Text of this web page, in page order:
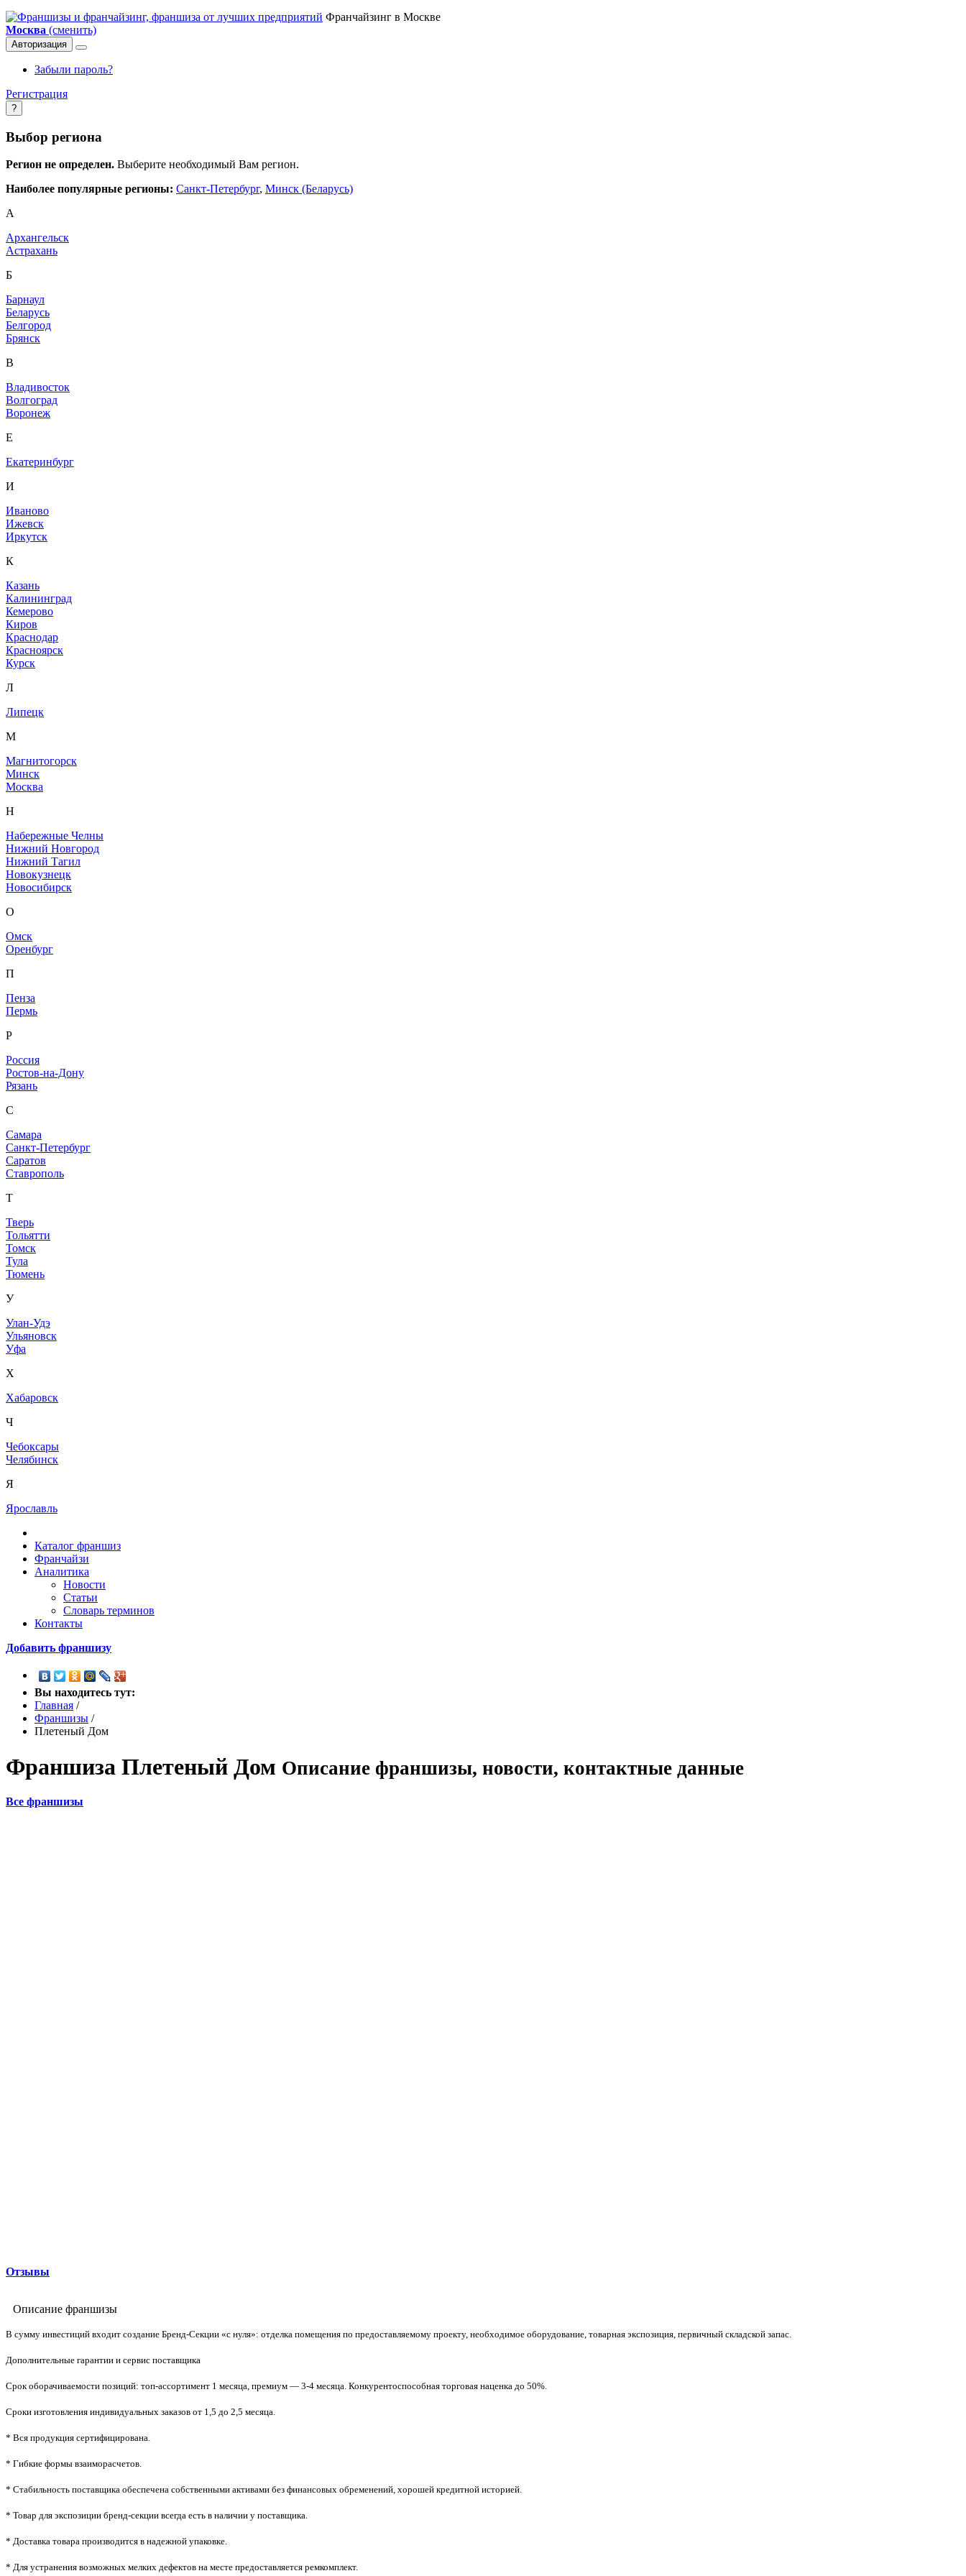
Франчайзинг в Москве
Москва (сменить)
Авторизация
Забыли пароль?
Регистрация
?
Выбор региона
Регион не определен. Выберите необходимый Вам регион.
Наиболее популярные регионы: Санкт-Петербург, Минск (Беларусь)
А
Архангельск
Астрахань
Б
Барнаул
Беларусь
Белгород
Брянск
В
Владивосток
Волгоград
Воронеж
Е
Екатеринбург
И
Иваново
Ижевск
Иркутск
К
Казань
Калининград
Кемерово
Киров
Краснодар
Красноярск
Курск
Л
Липецк
М
Магнитогорск
Минск
Москва
Н
Набережные Челны
Нижний Новгород
Нижний Тагил
Новокузнецк
Новосибирск
О
Омск
Оренбург
П
Пенза
Пермь
Р
Россия
Ростов-на-Дону
Рязань
С
Самара
Санкт-Петербург
Саратов
Ставрополь
Т
Тверь
Тольятти
Томск
Тула
Тюмень
У
Улан-Удэ
Ульяновск
Уфа
Х
Хабаровск
Ч
Чебоксары
Челябинск
Я
Ярославль
Каталог франшиз
Франчайзи
Аналитика
Новости
Статьи
Словарь терминов
Контакты
Добавить франшизу
Вы находитесь тут:
Главная /
Франшизы /
Плетеный Дом
Франшиза Плетеный Дом Описание франшизы, новости, контактные данные
Все франшизы
Отзывы
Описание франшизы
В сумму инвестиций входит создание Бренд-Секции «с нуля»: отделка помещения по предоставляемому проекту, необходимое оборудование, товарная экспозиция, первичный складской запас.
Дополнительные гарантии и сервис поставщика
Срок оборачиваемости позиций: топ-ассортимент 1 месяца, премиум — 3-4 месяца. Конкурентоспособная торговая наценка до 50%.
Сроки изготовления индивидуальных заказов от 1,5 до 2,5 месяца.
* Вся продукция сертифицирована.
* Гибкие формы взаиморасчетов.
* Стабильность поставщика обеспечена собственными активами без финансовых обременений, хорошей кредитной историей.
* Товар для экспозиции бренд-секции всегда есть в наличии у поставщика.
* Доставка товара производится в надежной упаковке.
* Для устранения возможных мелких дефектов на месте предоставляется ремкомплект.